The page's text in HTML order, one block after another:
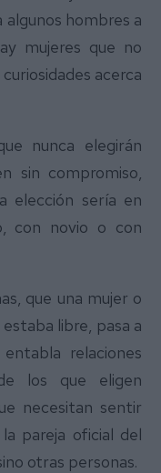
algunos hombres a
mujeres que no
acerca
nunca elegirán
sin compromiso,
elección sería en
con novio o con
que una mujer o
libre, pasa a
relaciones
los que eligen
necesitan sentir
pareja oficial del
otras personas.